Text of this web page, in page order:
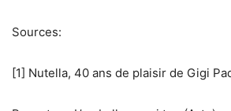
Sources:
[1] Nutella, 40 ans de plaisir de Gigi